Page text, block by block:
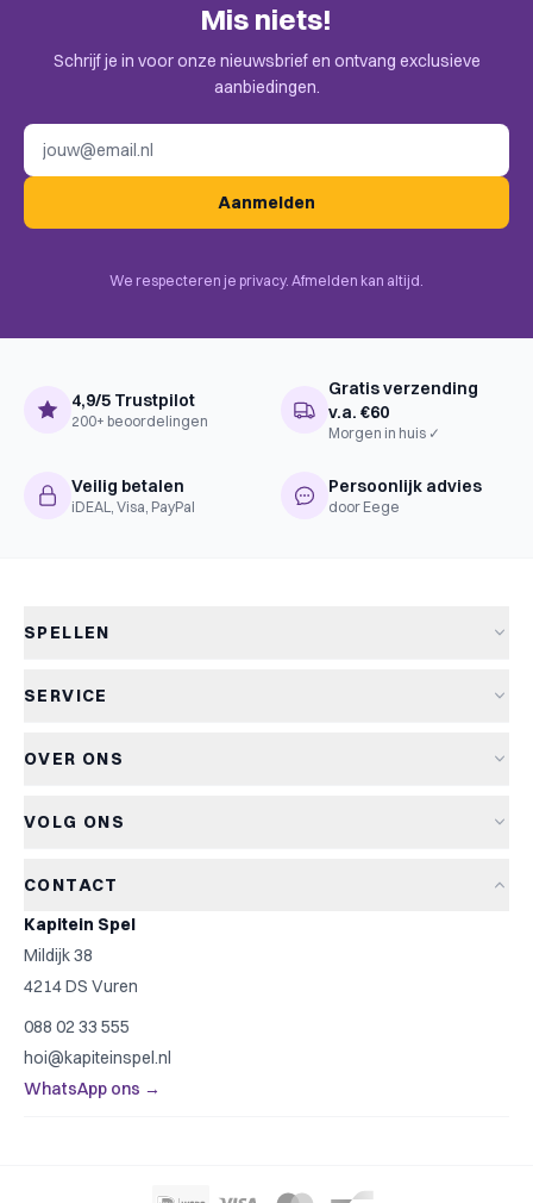
Mis niets!
Schrijf je in voor onze nieuwsbrief en ontvang exclusieve
aanbiedingen.
Aanmelden
We respecteren je privacy. Afmelden kan altijd.
4,9/5 Trustpilot
200+ beoordelingen
Gratis verzending
v.a. €60
Morgen in huis ✓
Veilig betalen
iDEAL, Visa, PayPal
Persoonlijk advies
door Eege
SPELLEN
Nieuwe spellen
Kinderspellen
Top 10
SERVICE
Retourneren
OVER ONS
Het Kapiteinsspel
Spelregels
Contact
VOLG ONS
CONTACT
Kapitein Spel
Mildijk 38
4214 DS Vuren
088 02 33 555
hoi@kapiteinspel.nl
WhatsApp ons →